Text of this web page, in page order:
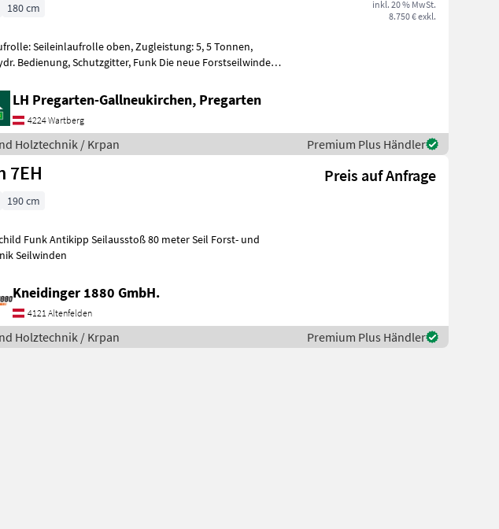
inkl. 20 % MwSt.
8.750 € exkl.
180 cm
Seileinlaufrolle oben, Zugleistung: 5, 5 Tonnen,
Bedienung, Schutzgitter, Funk Die neue Forstseilwinden
LH Pregarten-Gallneukirchen, Pregarten
4224 Wartberg
Holztechnik / Krpan Premium Plus Händler
Krpan 7EH Preis auf Anfrage
190 cm
Seilausstoß 80 meter Seil Forst- und
Seilwinden
Kneidinger 1880 GmbH.
4121 Altenfelden
Holztechnik / Krpan Premium Plus Händler